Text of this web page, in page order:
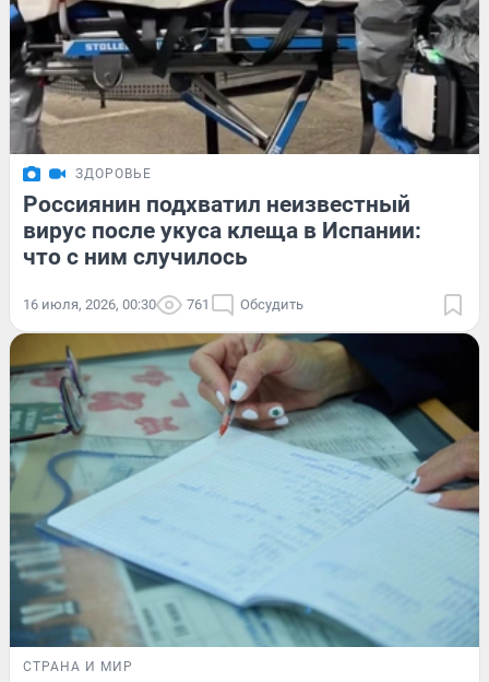
ЗДОРОВЬЕ
Россиянин подхватил неизвестный
вирус после укуса клеща в Испании:
что с ним случилось
16 июля, 2026, 00:30 761 Обсудить
СТРАНА И МИР